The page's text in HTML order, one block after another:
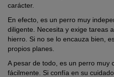
carácter.
En efecto, es un perro muy
diligente. Necesita y exige tareas
hierro. Si no se lo encauza bien,
propios planes.
A pesar de todo, es un perro muy
fácilmente. Si confía en su